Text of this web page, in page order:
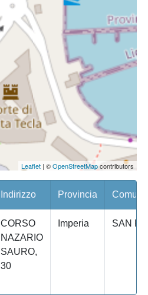
Leaflet| ©OpenStreetMapcontributors
Indirizzo Provincia
CORSO
NAZARIO
SAURO,
30
Imperia SAN